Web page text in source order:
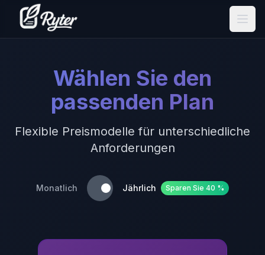
Wählen Sie den
passenden Plan
Flexible Preismodelle für unterschiedliche
Anforderungen
Monatlich
Toggle yearly billing
Jährlich Sparen Sie 40 %